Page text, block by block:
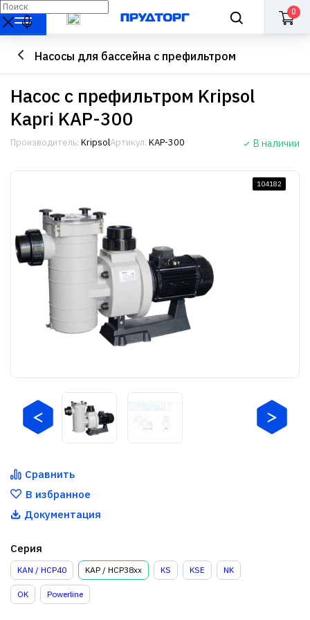
0
Насосы для бассейна с префильтром
Насос с префильтром Kripsol
Kapri KAP-300
Производитель: KripsolАртикул: KAP-300 В наличии
104182
Сравнить
В избранное
Документация
Серия
KAN / HCP40 KAP / HCP38xx KS KSE NK
OK Powerline